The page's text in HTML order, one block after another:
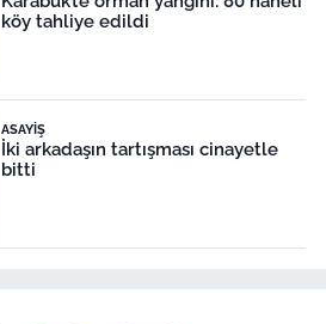
köy tahliye edildi
ASAYIŞ
İki arkadaşın tartışması cinayetle
bitti